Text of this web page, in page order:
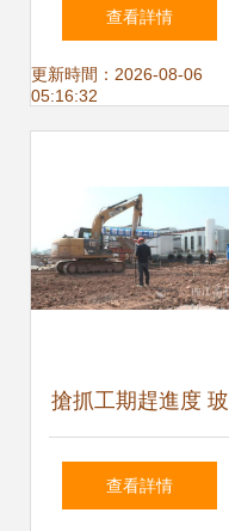
工要點詳解
查看詳情
更新時間：2026-08-06
05:16:32
搶抓工期趕進度 玻
璃制品與精細陶瓷
查看詳情